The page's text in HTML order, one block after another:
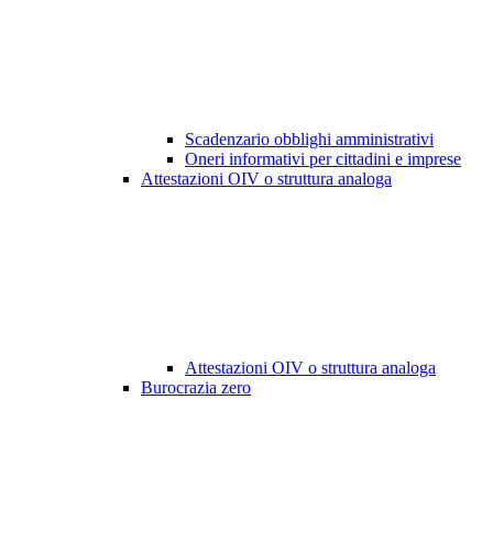
Scadenzario obblighi amministrativi
Oneri informativi per cittadini e imprese
Attestazioni OIV o struttura analoga
Attestazioni OIV o struttura analoga
Burocrazia zero